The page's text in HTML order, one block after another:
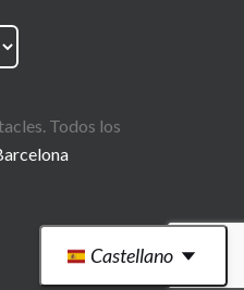
Castellano
Todos los